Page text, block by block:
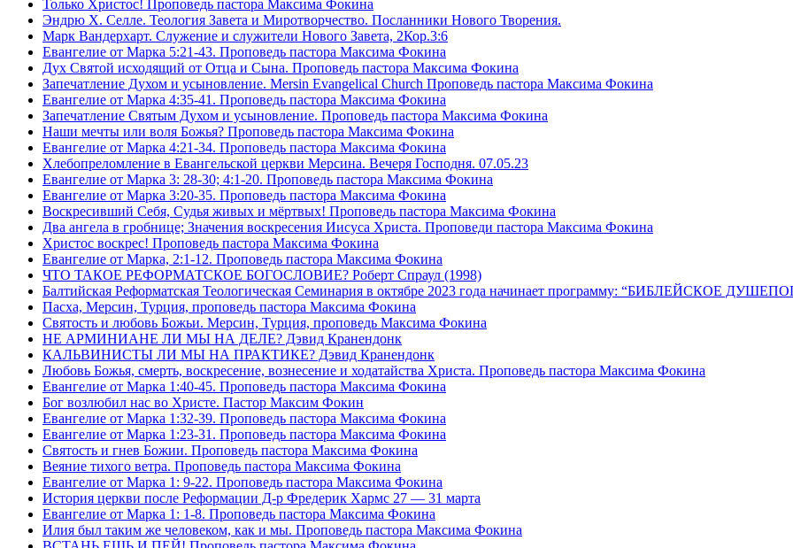
Только Христос! Проповедь пастора Максима Фокина
Эндрю Х. Селле. Теология Завета и Миротворчество. Посланники Нового Творения.
Марк Вандерхарт. Служение и служители Нового Завета, 2Кор.3:6
Евангелие от Марка 5:21-43. Проповедь пастора Максима Фокина
Дух Святой исходящий от Отца и Сына. Проповедь пастора Максима Фокина
Запечатление Духом и усыновление. Mersin Evangelical Church Проповедь пастора Максима Фокина
Евангелие от Марка 4:35-41. Проповедь пастора Максима Фокина
Запечатление Святым Духом и усыновление. Проповедь пастора Максима Фокина
Наши мечты или воля Божья? Проповедь пастора Максима Фокина
Евангелие от Марка 4:21-34. Проповедь пастора Максима Фокина
Хлебопреломление в Евангельской церкви Мерсина. Вечеря Господня. 07.05.23
Евангелие от Марка 3: 28-30; 4:1-20. Проповедь пастора Максима Фокина
Евангелие от Марка 3:20-35. Проповедь пастора Максима Фокина
Воскресивший Себя, Судья живых и мëртвых! Проповедь пастора Максима Фокина
Два ангела в гробнице; Значения воскресения Иисуса Христа. Проповеди пастора Максима Фокина
Христос воскрес! Проповедь пастора Максима Фокина
Евангелие от Марка, 2:1-12. Проповедь пастора Максима Фокина
ЧТО ТАКОЕ РЕФОРМАТСКОЕ БОГОСЛОВИЕ? Роберт Спраул (1998)
Балтийская Реформатская Теологическая Семинария в октябре 2023 года начинает программу: “БИБЛЕЙСКОЕ
Пасха, Мерсин, Турция, проповедь пастора Максима Фокина
Святость и любовь Божьи. Мерсин, Турция, проповедь Максима Фокина
НЕ АРМИНИАНЕ ЛИ МЫ НА ДЕЛЕ? Дэвид Кранендонк
КАЛЬВИНИСТЫ ЛИ МЫ НА ПРАКТИКЕ? Дэвид Кранендонк
Любовь Божья, смерть, воскресение, вознесение и ходатайства Христа. Проповедь пастора Максима Фокина
Евангелие от Марка 1:40-45. Проповедь пастора Максима Фокина
Бог возлюбил нас во Христе. Пастор Максим Фокин
Евангелие от Марка 1:32-39. Проповедь пастора Максима Фокина
Евангелие от Марка 1:23-31. Проповедь пастора Максима Фокина
Святость и гнев Божии. Проповедь пастора Максима Фокина
Веяние тихого ветра. Проповедь пастора Максима Фокина
Евангелие от Марка 1: 9-22. Проповедь пастора Максима Фокина
История церкви после Реформации Д-р Фредерик Хармс 27 — 31 марта
Евангелие от Марка 1: 1-8. Проповедь пастора Максима Фокина
Илия был таким же человеком, как и мы. Проповедь пастора Максима Фокина